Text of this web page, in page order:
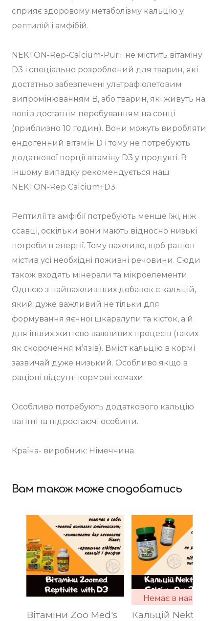
сприяє здоровому метаболізму кальцію у
рептилій і амфібій.
NEKTON-Rep-Calcium-Pur+ не містить вітаміну
D3 і спеціально розроблений для тварин, які
достатньо забезпечені ультрафіолетовим
випромінюванням B, або тварин, які живуть на
волі з достатнім перебуванням на сонці
(приблизно 10 годин). Вони можуть виробляти
ендогенний вітамін D і тому не потребують
додаткової порції вітаміну D3 у продукті. В
іншому випадку рекомендується наш
NEKTON-Rep Calcium+D3.
Рептилії та амфібії потребують менше їжі, ніж
ссавці, оскільки вони мають відносно низькі
потреби в енергії. Тому важливо, щоб раціон
містив усі необхідні поживні речовини. Сюди
також входять мінерали та мікроелементи.
Однією з найважливіших добавок є кальцій,
який дуже важливий не тільки для
формування яєчної шкаралупи та кісток, а й
для інших життєво важливих процесів (таких
як скорочення м’язів). Вміст кальцію в кормі
зазвичай дуже низький. Особливо якщо в
раціоні відсутні кормові комахи.
Особливо потребують додаткового кальцію
вагітні та підростаючі особини.
Країна- виробник: Німеччина
Вам також може сподобатись
Вітаміни Zoo Med's
Немає в наявності
Кальцій Nekton